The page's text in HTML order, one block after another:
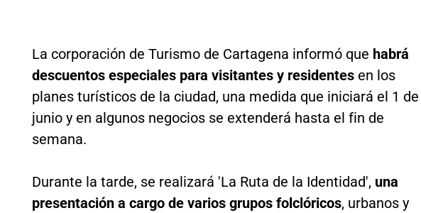
La corporación de Turismo de Cartagena informó que habrá
descuentos especiales para visitantes y residentes en los
planes turísticos de la ciudad, una medida que iniciará el 1 de
junio y en algunos negocios se extenderá hasta el fin de
semana.
Durante la tarde, se realizará 'La Ruta de la Identidad', una
presentación a cargo de varios grupos folclóricos, urbanos y